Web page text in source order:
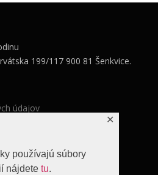
používajú súbory
nájdete tu.
✕
199/117 900 81 Šenkvice.
údajov
údajov